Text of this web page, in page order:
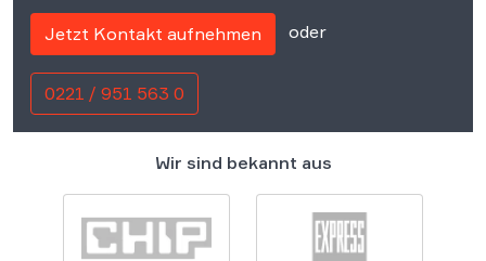
Jetzt Kontakt aufnehmen oder
0221 / 951 563 0
Wir sind bekannt aus